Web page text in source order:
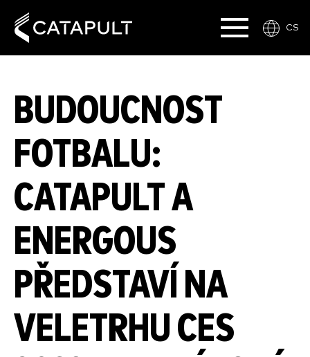
CS
BUDOUCNOST
FOTBALU:
CATAPULT A
ENERGOUS
PŘEDSTAVÍ NA
VELETRHU CES